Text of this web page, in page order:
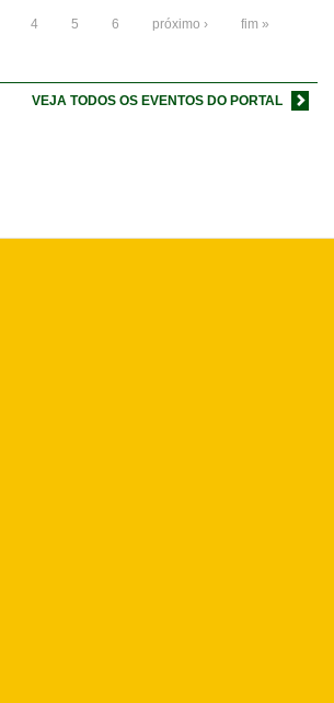
4 5 6 próximo › fim »
VEJA TODOS OS EVENTOS DO PORTAL